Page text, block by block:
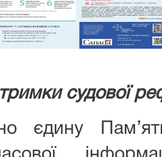
судової
єдину